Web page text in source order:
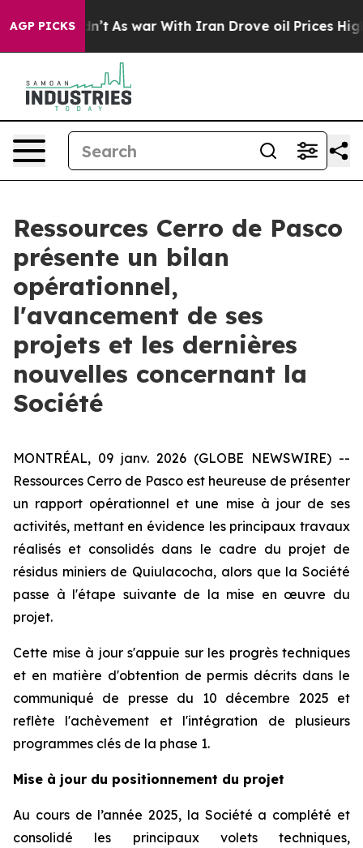
AGP PICKSAs war With Iran Drove oil Prices Higher,
Ressources Cerro de Pasco
présente un bilan
opérationnel,
l'avancement de ses
projets et les dernières
nouvelles concernant la
Société
MONTRÉAL, 09 janv. 2026 (GLOBE NEWSWIRE) --
Ressources Cerro de Pasco est heureuse de présenter
un rapport opérationnel et une mise à jour de ses
activités, mettant en évidence les principaux travaux
réalisés et consolidés dans le cadre du projet de
résidus miniers de Quiulacocha, alors que la Société
passe à l'étape suivante de la mise en œuvre du
projet.
Cette mise à jour s'appuie sur les progrès techniques
et en matière d'obtention de permis décrits dans le
communiqué de presse du 10 décembre 2025 et
reflète l'achèvement et l'intégration de plusieurs
programmes clés de la phase 1.
Mise à jour du positionnement du projet
Au cours de l’année 2025, la Société a complété et
consolidé les principaux volets techniques,